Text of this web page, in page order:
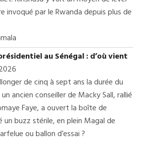
invoqué par le Rwanda depuis plus de
au Sénégal : d’où vient
de cinq à sept ans la durée du
ancien conseiller de Macky Sall, rallié
Faye, a ouvert la boîte de
buzz stérile, en plein Magal de
ou ballon d’essai ?